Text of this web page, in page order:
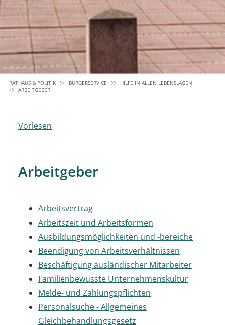
RATHAUS & POLITIK BÜRGERSERVICE
HILFE IN ALLEN LEBENSLAGEN
ARBEITGEBER
Vorlesen
Arbeitgeber
Arbeitsvertrag
Arbeitszeit und Arbeitsformen
Ausbildungsmöglichkeiten und -bereiche
Beendigung von Arbeitsverhältnissen
Beschäftigung ausländischer Mitarbeiter
Familienbewusste Unternehmenskultur
Melde- und Zahlungspflichten
Personalsuche - Allgemeines
Gleichbehandlungsgesetz